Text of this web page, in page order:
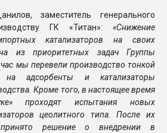
заместитель генерального
ГК «Титан»:
«Снижение
катализаторов на своих
из приоритетных задач Группы
мы перевели производство тонкой
на адсорбенты и катализаторы
Кроме того, в настоящее время
проходят испытания новых
цеолитного типа. После их
принято решение о внедрении в